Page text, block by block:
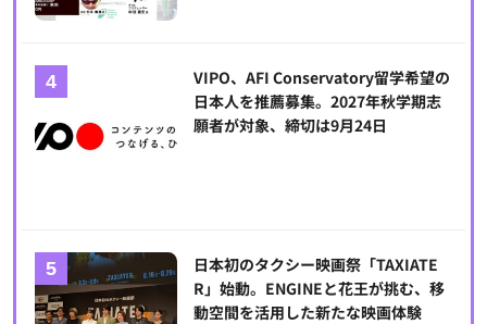
VIPO、AFI Conservatory留学希望の
日本人を推薦募集。2027年秋学期志
願者が対象、締切は9月24日
日本初のタクシー映画祭「TAXIATE
R」始動。ENGINEと花王が挑む、移
動空間を活用した新たな映画体験